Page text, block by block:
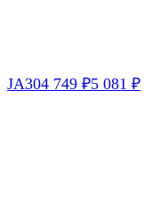
JA304 749 ₽5 081 ₽